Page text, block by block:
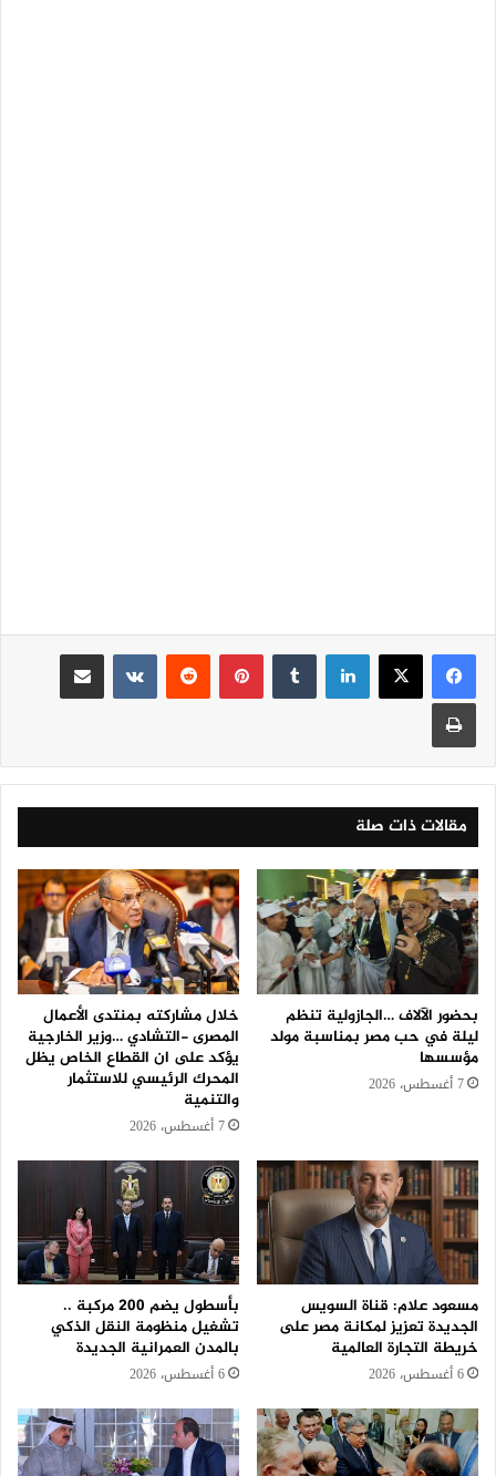
لينكدإن بينتيريست
مقالات ذات صلة
بحضور الآلاف …الجازولية تنظم
ليلة في حب مصر بمناسبة مولد
مؤسسها
7 أغسطس، 2026
خلال مشاركته بمنتدى الأعمال
المصرى -التشادي …وزير الخارجية
يؤكد على ان القطاع الخاص يظل
المحرك الرئيسي للاستثمار
والتنمية
7 أغسطس، 2026
مسعود علام: قناة السويس
الجديدة تعزيز لمكانة مصر على
خريطة التجارة العالمية
6 أغسطس، 2026
بأسطول يضم 200 مركبة ..
تشغيل منظومة النقل الذكي
بالمدن العمرانية الجديدة
6 أغسطس، 2026